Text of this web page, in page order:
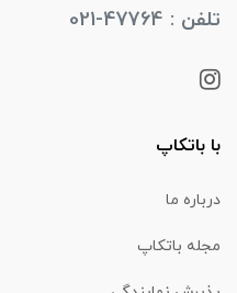
تلفن : 47764-021
با باتکاپ
درباره ما
مجله باتکاپ